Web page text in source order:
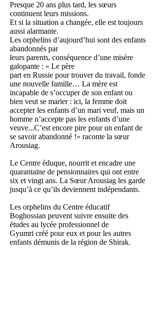
Presque 20 ans plus tard, les sœurs
continuent leurs missions.
Et si la situation a changée, elle est toujours
aussi alarmante.
Les orphelins d’aujourd’hui sont des enfants
abandonnés par
leurs parents, conséquence d’une misère
galopante : « Le père
part en Russie pour trouver du travail, fonde
une nouvelle famille… La mère est
incapable de s’occuper de son enfant ou
bien veut se marier : ici, la femme doit
accepter les enfants d’un mari veuf, mais un
homme n’accepte pas les enfants d’une
veuve...C’est encore pire pour un enfant de
se savoir abandonné !» raconte la sœur
Arousiag.
Le Centre éduque, nourrit et encadre une
quarantaine de pensionnaires qui ont entre
six et vingt ans. La Sœur Arousiag les garde
jusqu’à ce qu’ils deviennent indépendants.
Les orphelins du Centre éducatif
Boghossian peuvent suivre ensuite des
études au lycée professionnel de
Gyumri créé pour eux et pour les autres
enfants démunis de la région de Shirak.